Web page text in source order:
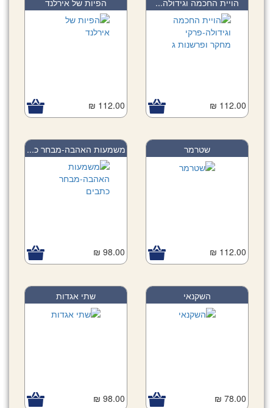
הויית החכמה וגידולה...
112.00 ₪
הפיות של אירלנד
112.00 ₪
שטרמר
112.00 ₪
משמעות האהבה-מבחר כ...
98.00 ₪
השקנאי
78.00 ₪
שתי אגדות
98.00 ₪